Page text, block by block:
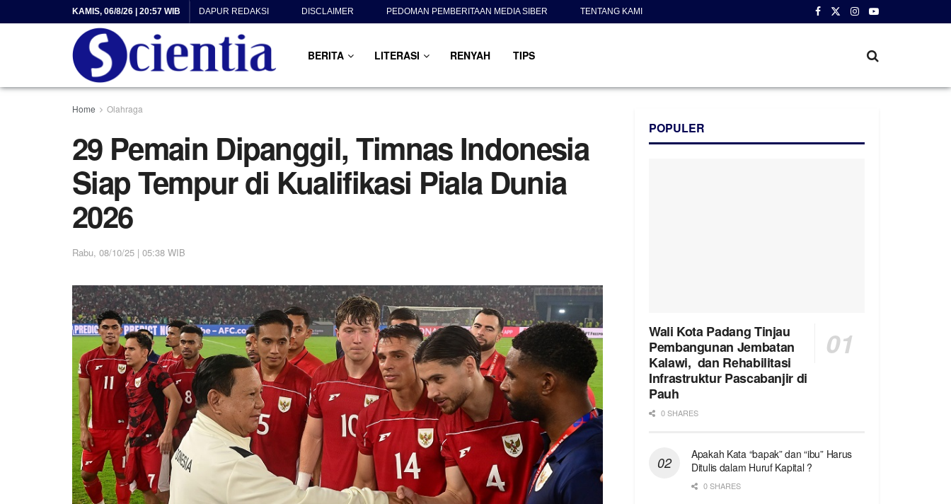
KAMIS, 06/8/26 | 20:57 WIB DAPUR REDAKSI DISCLAIMER PEDOMAN PEMBERITAAN MEDIA SIBER TENTANG KAMI
BERITA LITERASI RENYAH TIPS
Home Olahraga
29 Pemain Dipanggil, Timnas Indonesia
Siap Tempur di Kualifikasi Piala Dunia
2026
Rabu, 08/10/25 | 05:38 WIB
POPULER
Wali Kota Padang Tinjau
Pembangunan Jembatan
Kalawi, dan Rehabilitasi
Infrastruktur Pascabanjir di
Pauh
0 SHARES
Apakah Kata “bapak” dan “ibu” Harus
Ditulis dalam Huruf Kapital ?
0 SHARES